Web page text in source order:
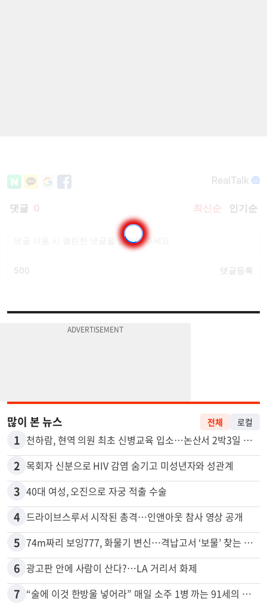
많이 본 뉴스
1
2 목회자 신분으로 HIV 감염 숨기고 미성년자와 성관계
3 40대 여성, 오진으로 자궁 적출 수술
4 드라이브스루서 시작된 총격…인앤아웃 참사 영상 공개
5
6 광고판 안에 사람이 산다?…LA 거리서 화제